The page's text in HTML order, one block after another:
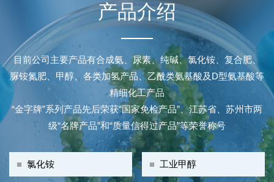
产品介绍
目前公司主要产品有合成氨、尿素、纯碱、氯化铵、复合肥、
脲铵氮肥、甲醇、各类加氢产品、乙酰类氨基酸及D型氨基酸等
精细化工产品
“金字牌”系列产品先后荣获“国家免检产品”、江苏省、苏州市两
级“名牌产品”和“质量信得过产品”等荣誉称号
■ 工业甲醇
■ 氯化铵